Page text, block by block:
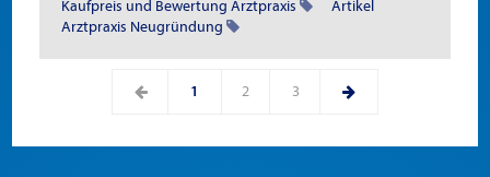
Kaufpreis und Bewertung Arztpraxis
Artikel
Arztpraxis Neugründung
1 2 3